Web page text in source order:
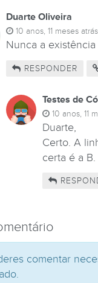
Duarte Oliveira
10 anos, 11 meses atrás
Nunca a
RESPONDER
Testes de
10 anos, 11
Duarte,
Certo. A
certa é a B.
comentar